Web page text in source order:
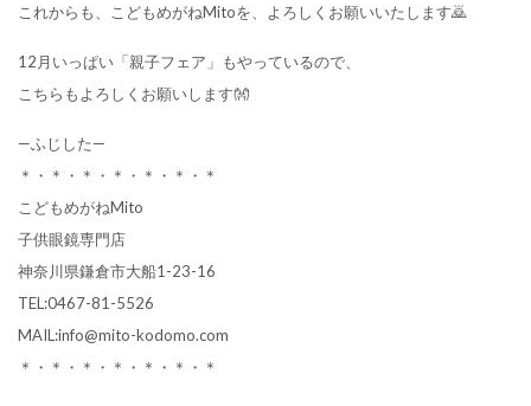
これからも、こどもめがねMitoを、よろしくお願いいたします🙇
12月いっぱい「親子フェア」もやっているので、
こちらもよろしくお願いします👐
—ふじした—
＊・＊・＊・＊・＊・＊・＊
こどもめがねMito
子供眼鏡専門店
神奈川県鎌倉市大船1-23-16
TEL:0467-81-5526
MAIL:info@mito-kodomo.com
＊・＊・＊・＊・＊・＊・＊